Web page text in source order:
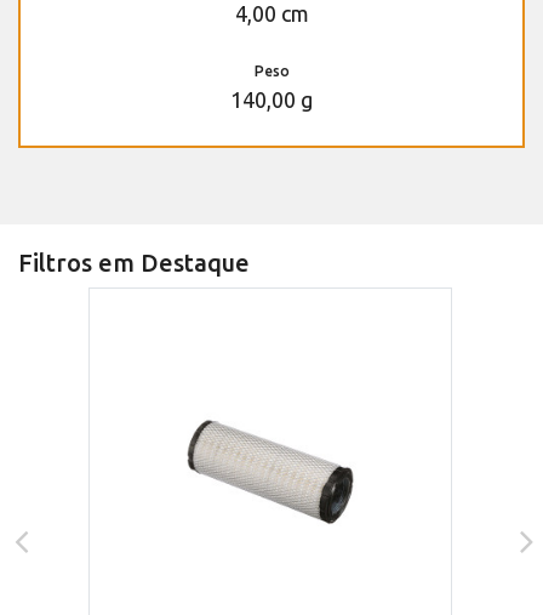
4,00 cm
Peso
140,00 g
Filtros em Destaque